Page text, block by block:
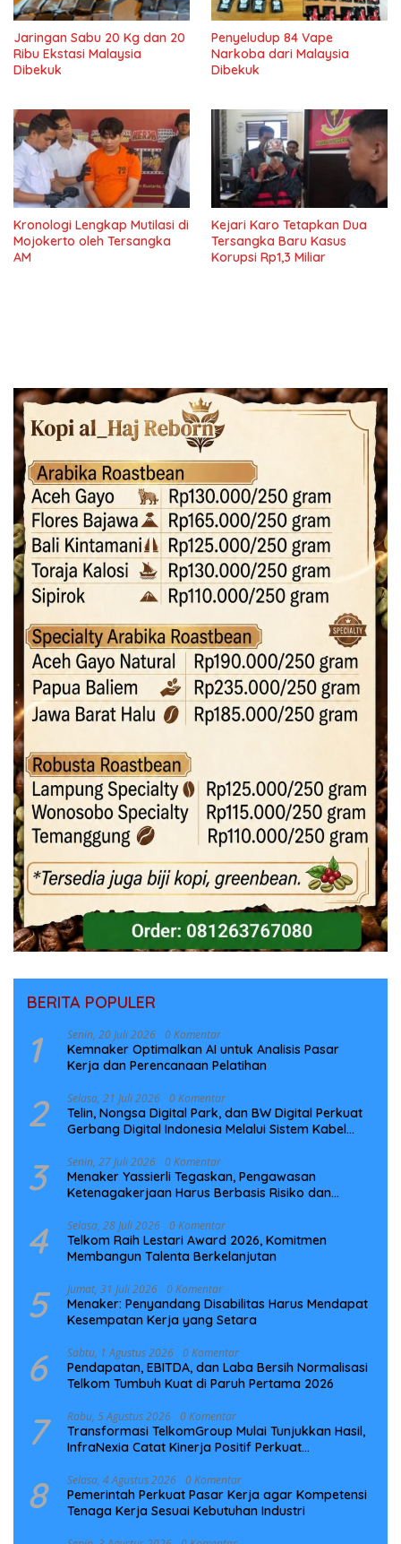
Jaringan Sabu 20 Kg dan 20
Ribu Ekstasi Malaysia
Dibekuk
Penyeludup 84 Vape
Narkoba dari Malaysia
Dibekuk
Kronologi Lengkap Mutilasi di
Mojokerto oleh Tersangka
AM
Kejari Karo Tetapkan Dua
Tersangka Baru Kasus
Korupsi Rp1,3 Miliar
BERITA POPULER
1 Senin, 20 Juli 2026 0 Komentar
Kemnaker Optimalkan AI untuk Analisis Pasar
Kerja dan Perencanaan Pelatihan
2 Selasa, 21 Juli 2026 0 Komentar
Telin, Nongsa Digital Park, dan BW Digital Perkuat
Gerbang Digital Indonesia Melalui Sistem Kabel
3 Senin, 27 Juli 2026 0 Komentar
Menaker Yassierli Tegaskan, Pengawasan
Ketenagakerjaan Harus Berbasis Risiko dan
4 Selasa, 28 Juli 2026 0 Komentar
Telkom Raih Lestari Award 2026, Komitmen
Membangun Talenta Berkelanjutan
5 Jumat, 31 Juli 2026 0 Komentar
Menaker: Penyandang Disabilitas Harus Mendapat
Kesempatan Kerja yang Setara
6 Sabtu, 1 Agustus 2026 0 Komentar
Pendapatan, EBITDA, dan Laba Bersih Normalisasi
Telkom Tumbuh Kuat di Paruh Pertama 2026
7 Rabu, 5 Agustus 2026 0 Komentar
Transformasi TelkomGroup Mulai Tunjukkan Hasil,
InfraNexia Catat Kinerja Positif Perkuat
8 Selasa, 4 Agustus 2026 0 Komentar
Pemerintah Perkuat Pasar Kerja agar Kompetensi
Tenaga Kerja Sesuai Kebutuhan Industri